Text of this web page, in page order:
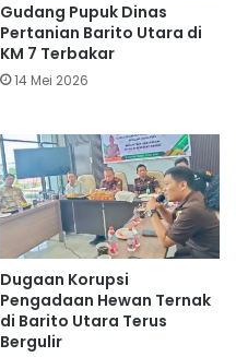
Gudang Pupuk Dinas
Pertanian Barito Utara di
KM 7 Terbakar
14 Mei 2026
Dugaan Korupsi
Pengadaan Hewan Ternak
di Barito Utara Terus
Bergulir